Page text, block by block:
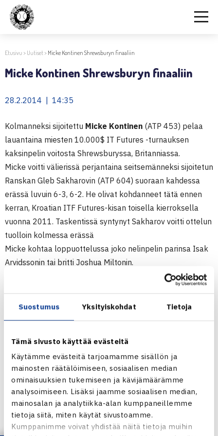
Suostumus Yksityiskohdat Tietoja
Tämä sivusto käyttää evästeitä
Käytämme evästeitä tarjoamamme sisällön ja
mainosten räätälöimiseen, sosiaalisen median
ominaisuuksien tukemiseen ja kävijämäärämme
analysoimiseen. Lisäksi jaamme sosiaalisen median,
mainosalan ja analytiikka-alan kumppaneillemme
tietoja siitä, miten käytät sivustoamme.
Kumppanimme voivat yhdistää näitä tietoja muihin
Etusivu > Uutiset> Micke Kontinen Shrewsburyn finaaliin
Micke Kontinen Shrewsburyn finaaliin
28.2.2014 | 14:35
Kolmanneksi sijoitettu Micke Kontinen (ATP 453) pelaa
lauantaina miesten 10.000$ IT Futures -turnauksen
kaksinpelin voitosta Shrewsburyssa, Britanniassa.
Micke voitti välierissä perjantaina seitsemänneksi sijoitetun
Ranskan Gleb Sakharovin (ATP 604) suoraan kahdessa
erässä luvuin 6-3, 6-2. He olivat kohdanneet tätä ennen
kerran, Kroatian ITF Futures-kisan toisella kierroksella
vuonna 2011. Taskentissä syntynyt Sakharov voitti ottelun
tuolloin kolmessa erässä
Micke kohtaa loppuottelussa joko nelinpelin parinsa Isak
Arvidssonin tai britti Joshua Miltonin.
Kumpaakaan Micke ei ole kohdannut aiemmin, Arvidsson
tavoittelee myöhemmin tänään Shrewsburyn
Miesten 10.000$ ITF Futures -turnaus
24.2.-2.3.2014 Shrewsbury, Britannia
Kaksinpeli
Välieriä: Micke Kontinen (3.) – Gleb Sakharov Ranska (7.)
63 62